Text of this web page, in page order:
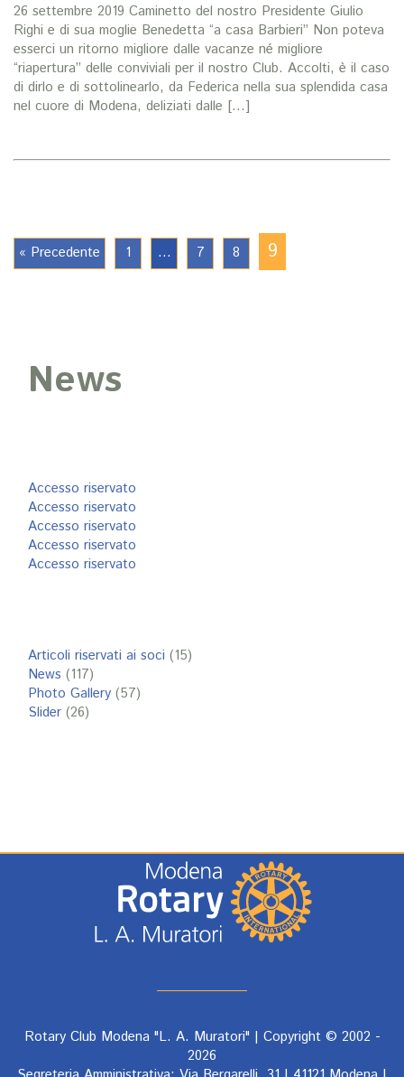
26 settembre 2019 Caminetto del nostro Presidente Giulio
Righi e di sua moglie Benedetta “a casa Barbieri” Non poteva
esserci un ritorno migliore dalle vacanze né migliore
“riapertura” delle conviviali per il nostro Club. Accolti, è il caso
di dirlo e di sottolinearlo, da Federica nella sua splendida casa
nel cuore di Modena, deliziati dalle […]
« Precedente 1 … 7 8 9
News
Accesso riservato
Accesso riservato
Accesso riservato
Accesso riservato
Accesso riservato
Articoli riservati ai soci (15)
News (117)
Photo Gallery (57)
Slider (26)
Rotary Club Modena "L. A. Muratori" | Copyright © 2002 -
2026